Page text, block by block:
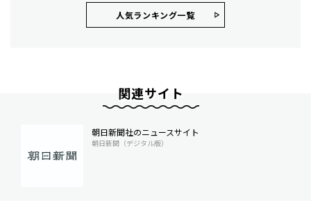
人気ランキング⼀覧
関連サイト
朝日新聞社のニュースサイト
朝日新聞（デジタル版）